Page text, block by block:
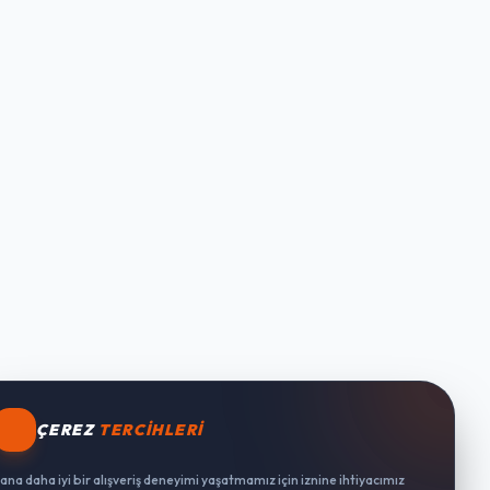
ÇEREZ TERCIHLERI
daha iyi bir alışveriş deneyimi yaşatmamız için iznine ihtiyacımız